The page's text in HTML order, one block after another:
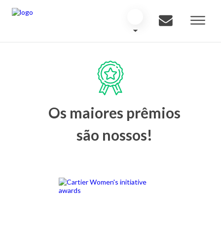
Os maiores prêmios
são nossos!